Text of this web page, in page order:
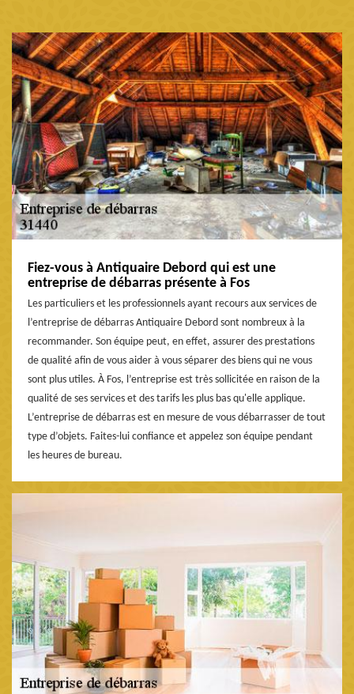
Fiez-vous à Antiquaire Debord qui est une
entreprise de débarras présente à Fos
Les particuliers et les professionnels ayant recours aux services de
l’entreprise de débarras Antiquaire Debord sont nombreux à la
recommander. Son équipe peut, en effet, assurer des prestations
de qualité afin de vous aider à vous séparer des biens qui ne vous
sont plus utiles. À Fos, l’entreprise est très sollicitée en raison de la
qualité de ses services et des tarifs les plus bas qu'elle applique.
L’entreprise de débarras est en mesure de vous débarrasser de tout
type d’objets. Faites-lui confiance et appelez son équipe pendant
les heures de bureau.